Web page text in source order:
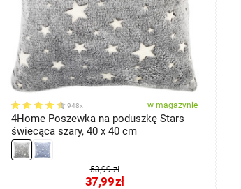
948x w magazynie
4Home Poszewka na poduszkę Stars
świecąca szary, 40 x 40 cm
53,99 zł
37,99zł